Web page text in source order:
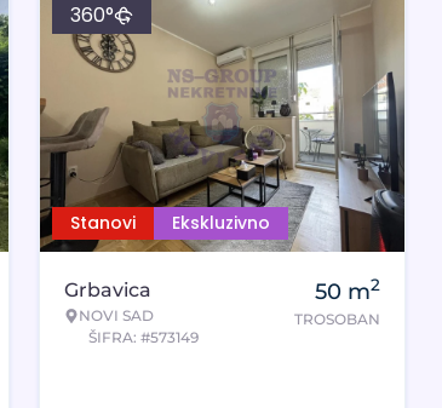
Stanovi Ekskluzivno
360°
Grbavica
NOVI SAD
ŠIFRA: #573149
50 m2
TROSOBAN